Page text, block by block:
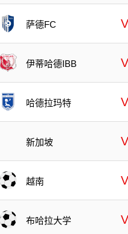
萨德FC
伊蒂哈德IBB
哈德拉玛特
新加坡
越南
布哈拉大学